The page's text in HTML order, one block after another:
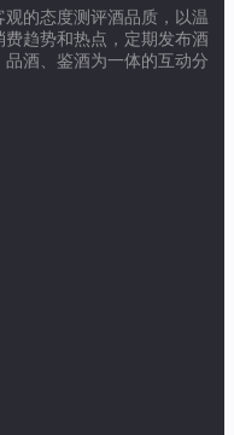
的态度测评酒品质，以温
趋势和热点，定期发布酒
酒、鉴酒为一体的互动分